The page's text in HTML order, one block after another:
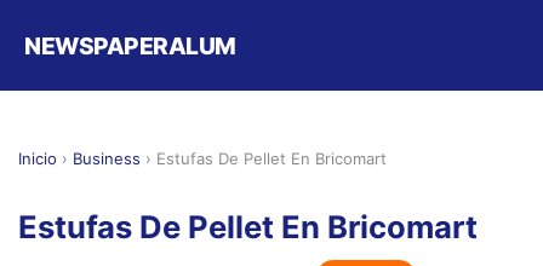
NEWSPAPERALUM
Inicio › Business › Estufas De Pellet En Bricomart
Estufas De Pellet En Bricomart